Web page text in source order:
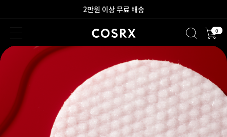
새로워진 회원 혜택을 만나보세요!
2만원 이상 무료 배송 0